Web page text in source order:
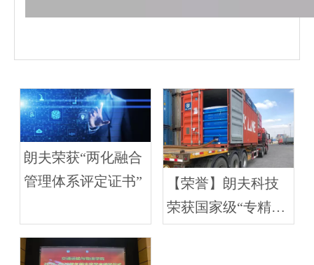
朗夫荣获“两化融合
管理体系评定证书”
【荣誉】朗夫科技
荣获国家级“专精特